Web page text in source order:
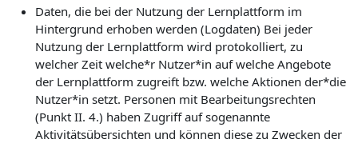
Daten, die bei der Nutzung der Lernplattform im
Hintergrund erhoben werden (Logdaten) Bei jeder
Nutzung der Lernplattform wird protokolliert, zu
welcher Zeit welche*r Nutzer*in auf welche Angebote
der Lernplattform zugreift bzw. welche Aktionen der*die
Nutzer*in setzt. Personen mit Bearbeitungsrechten
(Punkt II. 4.) haben Zugriff auf sogenannte
Aktivitätsübersichten und können diese zu Zwecken der